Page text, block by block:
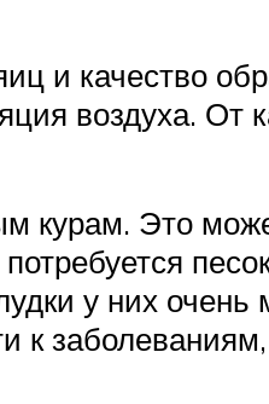
и качество
воздуха. От
курам. Это
у них очень
к